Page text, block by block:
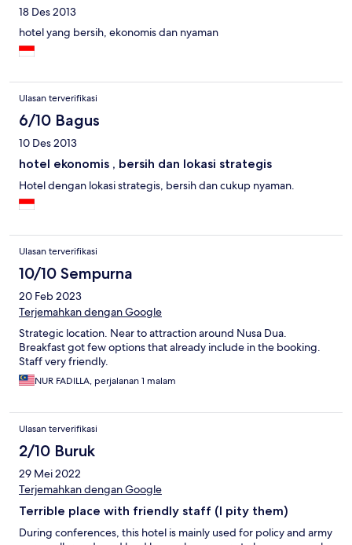
18 Des 2013
hotel yang bersih, ekonomis dan nyaman
Ulasan terverifikasi
6/10 Bagus
10 Des 2013
hotel ekonomis , bersih dan lokasi strategis
Hotel dengan lokasi strategis, bersih dan cukup nyaman.
Ulasan terverifikasi
10/10 Sempurna
20 Feb 2023
Terjemahkan dengan Google
Strategic location. Near to attraction around Nusa Dua.
Breakfast got few options that already include in the booking.
Staff very friendly.
NUR FADILLA, perjalanan 1 malam
Ulasan terverifikasi
2/10 Buruk
29 Mei 2022
Terjemahkan dengan Google
Terrible place with friendly staff (I pity them)
During conferences, this hotel is mainly used for policy and army